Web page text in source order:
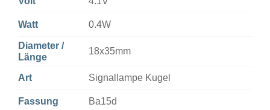
Watt 0.4W
Diameter /
Länge
18x35mm
Art Signallampe Kugel
Fassung Ba15d